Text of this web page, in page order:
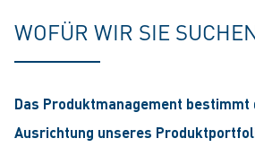
WOFÜR WIR SIE
Das Produktmanagement
Ausrichtung unseres